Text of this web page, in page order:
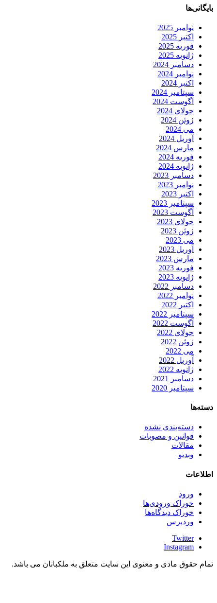
بایگانی‌ها
نوامبر 2025
اکتبر 2025
فوریه 2025
ژانویه 2025
دسامبر 2024
نوامبر 2024
اکتبر 2024
سپتامبر 2024
آگوست 2024
جولای 2024
ژوئن 2024
می 2024
آوریل 2024
مارس 2024
فوریه 2024
ژانویه 2024
دسامبر 2023
نوامبر 2023
اکتبر 2023
سپتامبر 2023
آگوست 2023
جولای 2023
ژوئن 2023
می 2023
آوریل 2023
مارس 2023
فوریه 2023
ژانویه 2023
دسامبر 2022
نوامبر 2022
اکتبر 2022
سپتامبر 2022
آگوست 2022
جولای 2022
ژوئن 2022
می 2022
آوریل 2022
ژانویه 2022
دسامبر 2021
سپتامبر 2020
دسته‌ها
دسته‌بندی نشده
قوانین و مصوبات
مقالات
وبدیو
اطلاعات
ورود
خوراک ورودی‌ها
خوراک دیدگاه‌ها
وردپرس
Twitter
Instagram
تمام حقوق مادی و معنوی این سایت متعلق به ملکبانان می باشد.